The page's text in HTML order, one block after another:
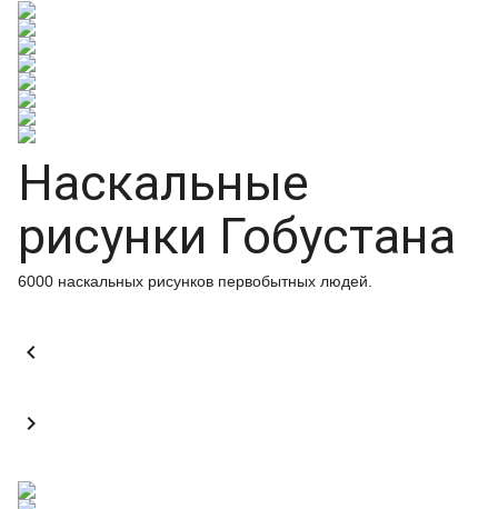
Наскальные
рисунки Гобустана
6000 наскальных рисунков первобытных людей.

